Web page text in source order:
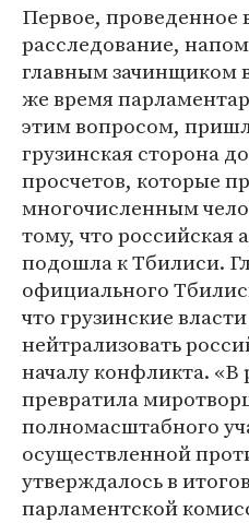
Первое, проведенное
расследование,
главным зачинщиком
же время
этим вопросом,
грузинская сторона
просчетов, которые
многочисленным
тому, что российская
подошла к Тбилиси.
официального
что грузинские
нейтрализовать
началу конфликта. «В
превратила
полномасштабного
осуществленной
утверждалось в
парламентской